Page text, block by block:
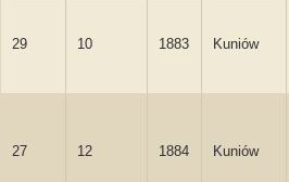
29 10 1883 Kuniów
27 12 1884 Kuniów